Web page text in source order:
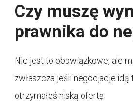
Czy muszę
prawnika do
Nie jest to obowiązkowe, ale
zwłaszcza jeśli negocjacje idą
otrzymałeś niską ofertę.